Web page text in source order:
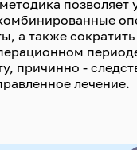
позволяет
а также
причинно -
лечение.